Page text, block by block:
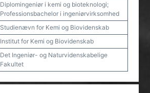
Diplomingeniør i kemi og bioteknologi;
Professionsbachelor i ingeniørvirksomhed
Studienævn for Kemi og Biovidenskab
Institut for Kemi og Biovidenskab
Det Ingeniør- og Naturvidenskabelige
Fakultet